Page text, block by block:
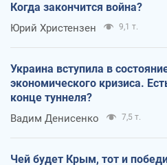
Когда закончится война?
Юрий Христензен 9,1 т.
Украина вступила в
экономического кризиса.
конце туннеля?
Вадим Денисенко 7,5 т.
Чей будет Крым, тот и